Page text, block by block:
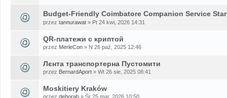
Budget-Friendly Coimbatore Companion Service
przez tannurawat » Pt 24 kwi, 2026 14:31
QR-платежи с криптой
przez MerleCon » N 26 paź, 2025 12:46
Лєнта транспортерна Пустомити
przez BernardAport » Wt 26 sie, 2025 08:41
Moskitiery Kraków
przez deborah » Śr 25 mar, 2026 10:50